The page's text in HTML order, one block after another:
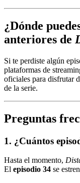
¿Dónde
anteriores de
Si te perdiste algún
plataformas de
oficiales para disfrutar
de la serie.
Preguntas
1. ¿Cuántos
Hasta el momento,
El episodio 34 se